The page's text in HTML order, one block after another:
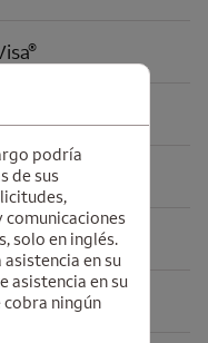
®
Mastercard
Visa ®Platinum
podría
de sus
solo en inglés.
en su
asistencia en su
cobra ningún